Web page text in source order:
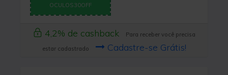
OCULOS30OFF
4,2% de cashback
Para receber você precisa
estar cadastrado
Cadastre-se Grátis!